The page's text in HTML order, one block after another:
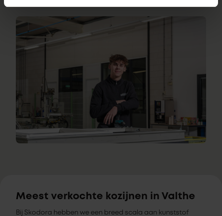
Meest verkochte kozijnen in Valthe
Bij Skodora hebben we een breed scala aan kunststof